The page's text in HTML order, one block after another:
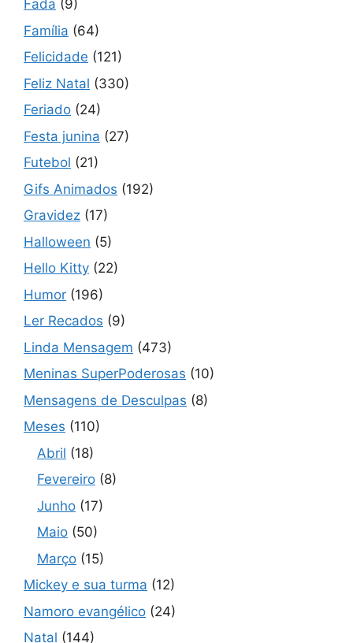
Fada (9)
Família (64)
Felicidade (121)
Feliz Natal (330)
Feriado (24)
Festa junina (27)
Futebol (21)
Gifs Animados (192)
Gravidez (17)
Halloween (5)
Hello Kitty (22)
Humor (196)
Ler Recados (9)
Linda Mensagem (473)
Meninas SuperPoderosas (10)
Mensagens de Desculpas (8)
Meses (110)
Abril (18)
Fevereiro (8)
Junho (17)
Maio (50)
Março (15)
Mickey e sua turma (12)
Namoro evangélico (24)
Natal (144)